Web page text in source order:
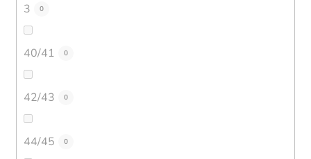
3 0
40/41 0
42/43 0
44/45 0